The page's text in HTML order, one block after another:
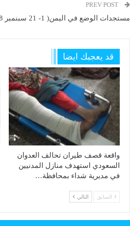
PREV POST
مستجدات الوضع في اليمن( 1- 21 سبنمبر 2018 )
قد يعجبك ايضا
واقعة قصف طيران تحالف العدوان
السعودي استهدف منازل المدنيين
في مديرية شداء بمحافظة…
السابق التالي